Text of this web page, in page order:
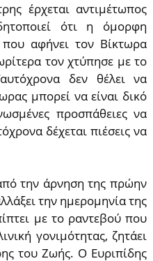
έρχεται αντιμέτωπος
ότι η όμορφη
αφήνει τον Βίκτωρα
τον χτύπησε με το
δεν θέλει να
μπορεί να είναι δικό
προσπάθειες να
δέχεται πιέσεις να
την άρνηση της πρώην
την ημερομηνία της
με το ραντεβού που
γονιμότητας, ζητάει
του Ζωής. Ο Ευριπίδης